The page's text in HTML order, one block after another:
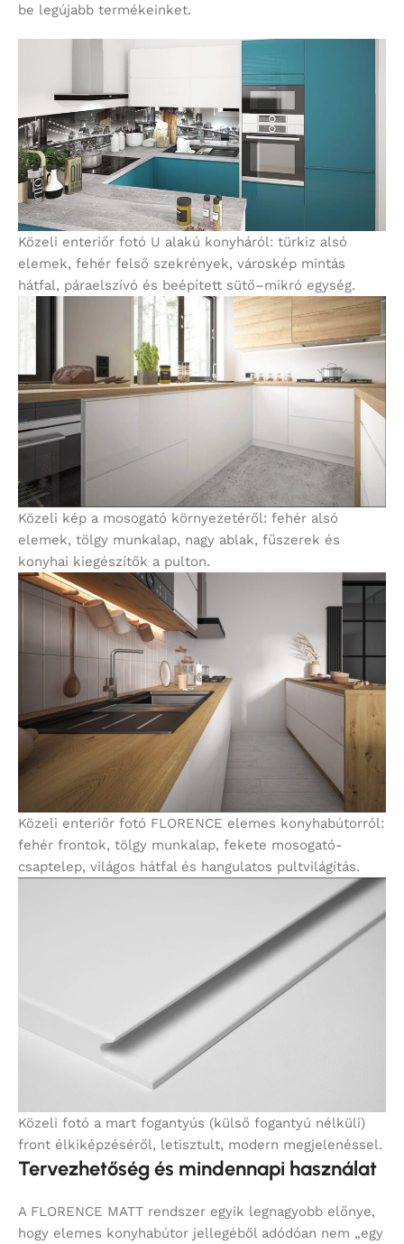
be legújabb termékeinket.
Közeli enteriőr fotó U alakú konyháról: türkiz alsó
elemek, fehér felső szekrények, városkép mintás
hátfal, páraelszívó és beépített sütő–mikró egység.
Közeli kép a mosogató környezetéről: fehér alsó
elemek, tölgy munkalap, nagy ablak, fűszerek és
konyhai kiegészítők a pulton.
Közeli enteriőr fotó FLORENCE elemes konyhabútorról:
fehér frontok, tölgy munkalap, fekete mosogató-
csaptelep, világos hátfal és hangulatos pultvilágítás.
Közeli fotó a mart fogantyús (külső fogantyú nélküli)
front élkiképzéséről, letisztult, modern megjelenéssel.
Tervezhetőség és mindennapi használat
A FLORENCE MATT rendszer egyik legnagyobb előnye,
hogy elemes konyhabútor jellegéből adódóan nem „egy